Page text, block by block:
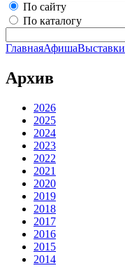
По сайту
По каталогу
ГлавнаяАфишаВыставки
Архив
2026
2025
2024
2023
2022
2021
2020
2019
2018
2017
2016
2015
2014